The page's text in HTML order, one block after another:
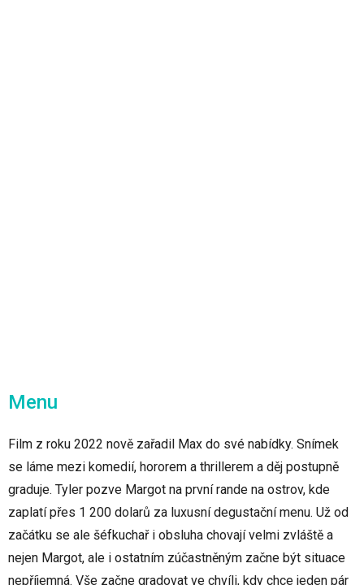
Menu
Film z roku 2022 nově zařadil Max do své nabídky. Snímek
se láme mezi komedií, hororem a thrillerem a děj postupně
graduje. Tyler pozve Margot na první rande na ostrov, kde
zaplatí přes 1 200 dolarů za luxusní degustační menu. Už od
začátku se ale šéfkuchař i obsluha chovají velmi zvláště a
nejen Margot, ale i ostatním zúčastněným začne být situace
nepříjemná. Vše začne gradovat ve chvíli, kdy chce jeden pár